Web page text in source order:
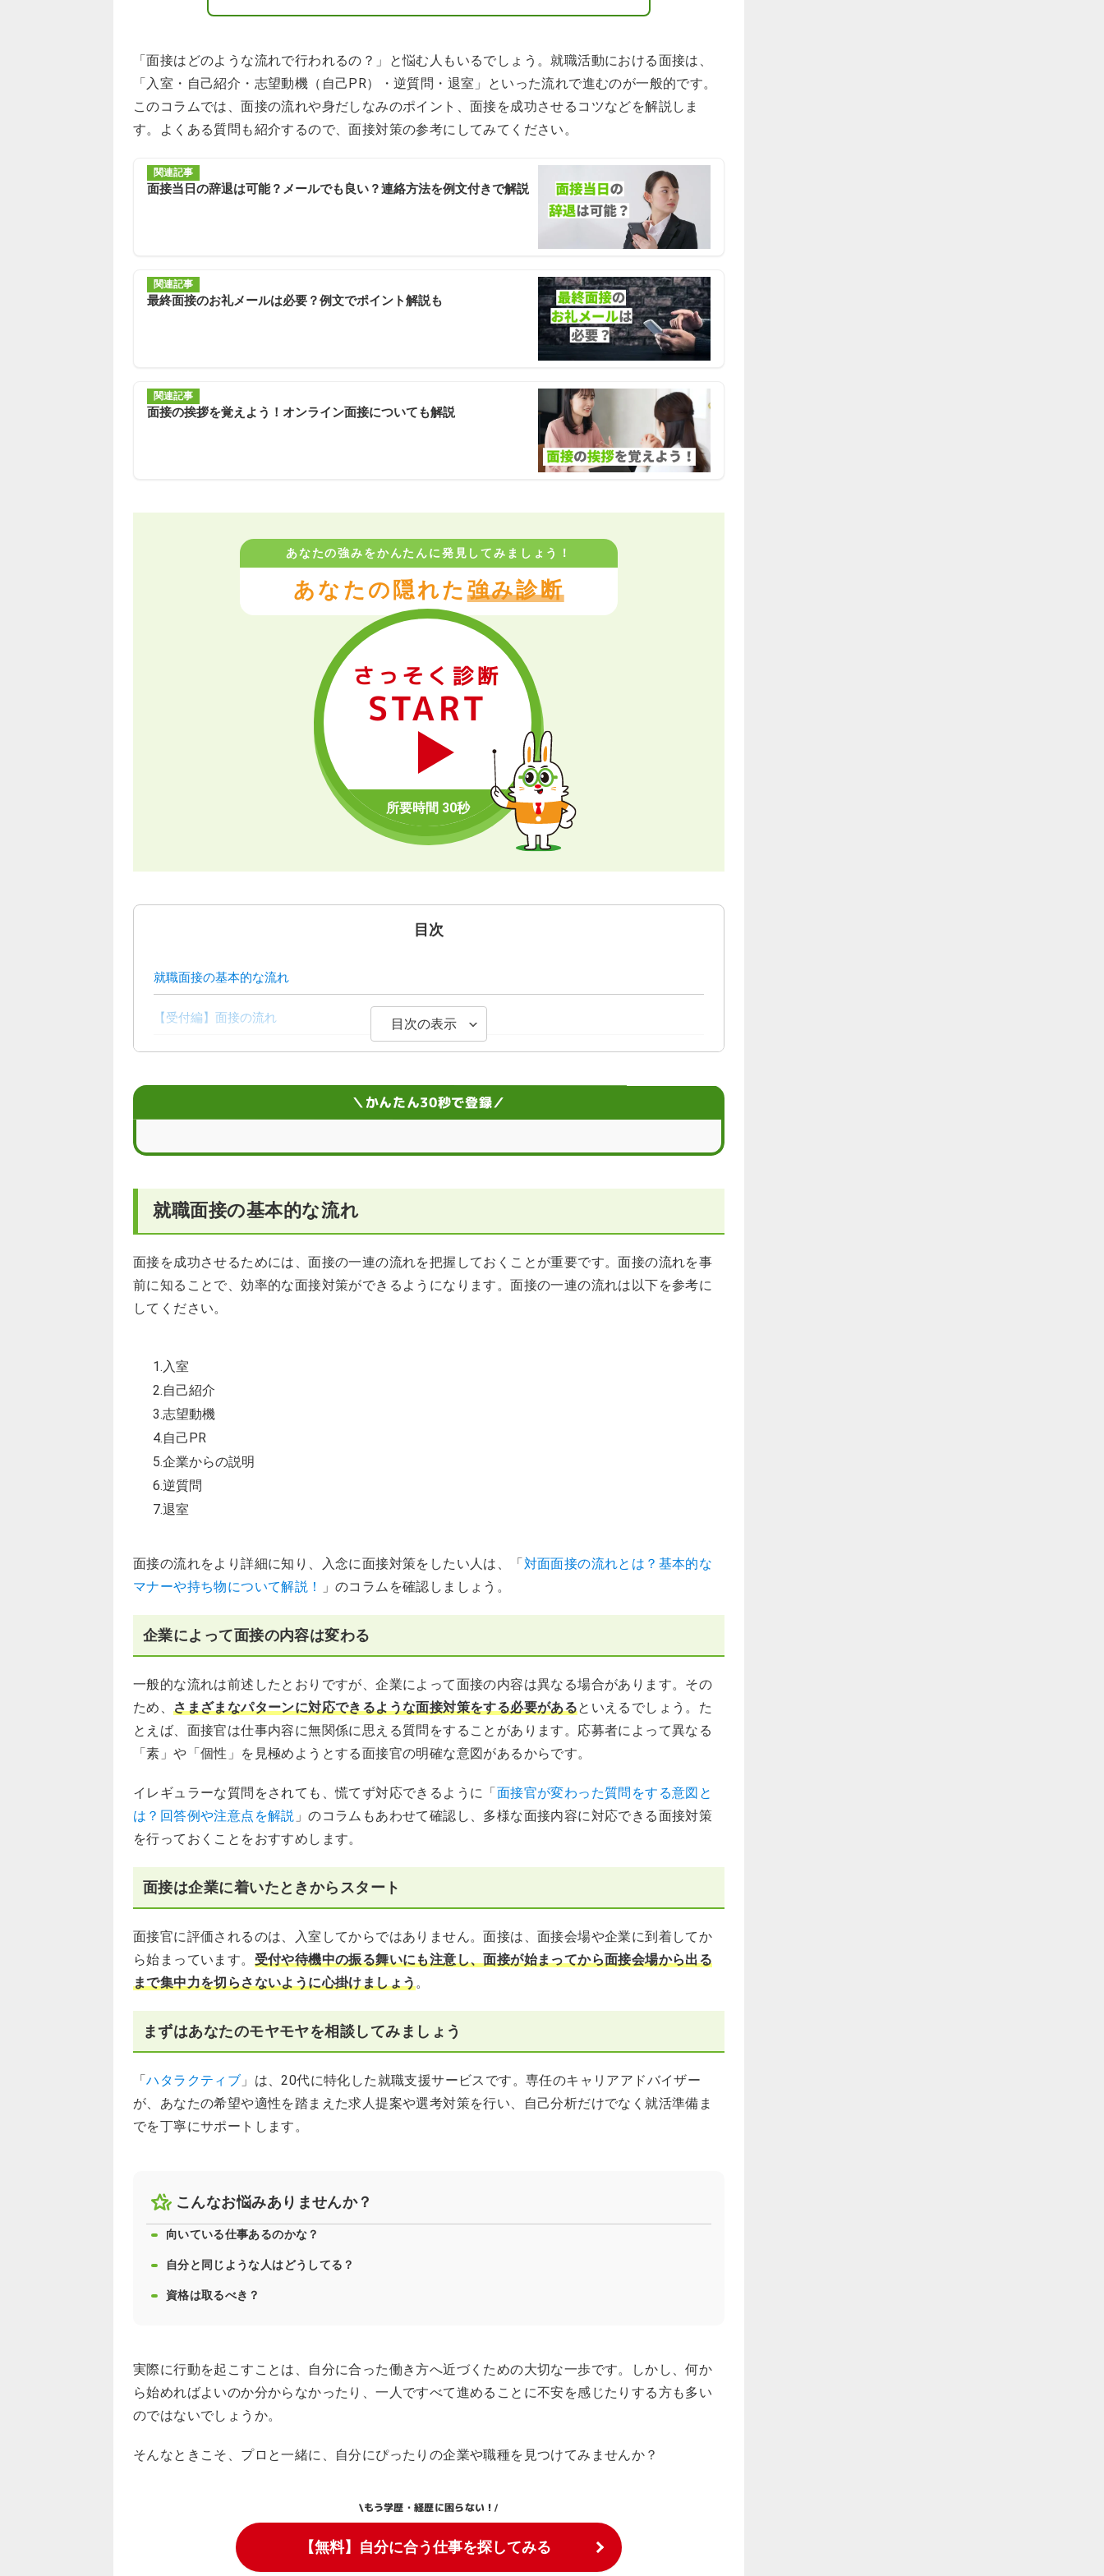
「面接はどのような流れで行われるの？」と悩む人もいるでしょう。就職活動における面接は、
「入室・自己紹介・志望動機（自己PR）・逆質問・退室」といった流れで進むのが一般的です。
このコラムでは、面接の流れや身だしなみのポイント、面接を成功させるコツなどを解説しま
す。よくある質問も紹介するので、面接対策の参考にしてみてください。
関連記事
面接当日の辞退は可能？メールでも良い？連絡方法を例文付きで解説
関連記事
最終面接のお礼メールは必要？例文でポイント解説も
関連記事
面接の挨拶を覚えよう！オンライン面接についても解説
あなたの強みをかんたんに発見してみましょう！
あなたの隠れた強み診断
さっそく診断
START
目次
就職面接の基本的な流れ
【受付編】面接の流れ
面接を成功させるコツ
就職面接に関するQ＆A
目次の表示
＼かんたん30秒で登録／
就職面接の基本的な流れ
面接を成功させるためには、面接の一連の流れを把握しておくことが重要です。面接の流れを事
前に知ることで、効率的な面接対策ができるようになります。面接の一連の流れは以下を参考に
してください。
1.入室
2.自己紹介
3.志望動機
4.自己PR
5.企業からの説明
6.逆質問
7.退室
面接の流れをより詳細に知り、入念に面接対策をしたい人は、「対面面接の流れとは？基本的な
マナーや持ち物について解説！
」のコラムを確認しましょう。
企業によって面接の内容は変わる
一般的な流れは前述したとおりですが、企業によって面接の内容は異なる場合があります。その
ため、さまざまなパターンに対応できるような面接対策をする必要があるといえるでしょう。た
とえば、面接官は仕事内容に無関係に思える質問をすることがあります。応募者によって異なる
「素」や「個性」を見極めようとする面接官の明確な意図があるからです。
イレギュラーな質問をされても、慌てず対応できるように「面接官が変わった質問をする意図と
は？回答例や注意点を解説 」のコラムもあわせて確認し、多様な面接内容に対応できる面接対策
を行っておくことをおすすめします。
面接は企業に着いたときからスタート
面接官に評価されるのは、入室してからではありません。面接は、面接会場や企業に到着してか
ら始まっています。 受付や待機中の振る舞いにも注意し、面接が始まってから面接会場から出る
まで集中力を切らさないように心掛けましょう。
まずはあなたのモヤモヤを相談してみましょう
「ハタラクティブ 」は、20代に特化した就職支援サービスです。専任のキャリアアドバイザー
が、あなたの希望や適性を踏まえた求人提案や選考対策を行い、自己分析だけでなく就活準備ま
でを丁寧にサポートします。
こんなお悩みありませんか？
向いている仕事あるのかな？
自分と同じような人はどうしてる？
資格は取るべき？
実際に行動を起こすことは、自分に合った働き方へ近づくための大切な一歩です。しかし、何か
ら始めればよいのか分からなかったり、一人ですべて進めることに不安を感じたりする方も多い
のではないでしょうか。
そんなときこそ、プロと一緒に、自分にぴったりの企業や職種を見つけてみませんか？
\もう学歴・経歴に困らない！/
【無料】自分に合う仕事を探してみる